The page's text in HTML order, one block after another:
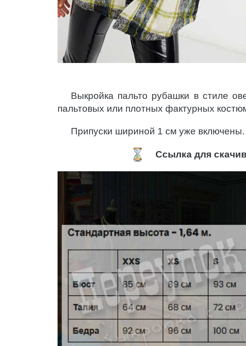
Выкройка пальто рубашки в стиле
пальтовых или плотных фактурных
Припуски шириной 1 см уже включены.
Ссылка для